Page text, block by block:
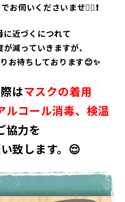
お伺いくださいませ👍🏻❗
に近づくにつれて
減っていきますが、
お待ちしております😊✨
はマスクの着用
ルコール消毒、検温
協力を
致します。😌